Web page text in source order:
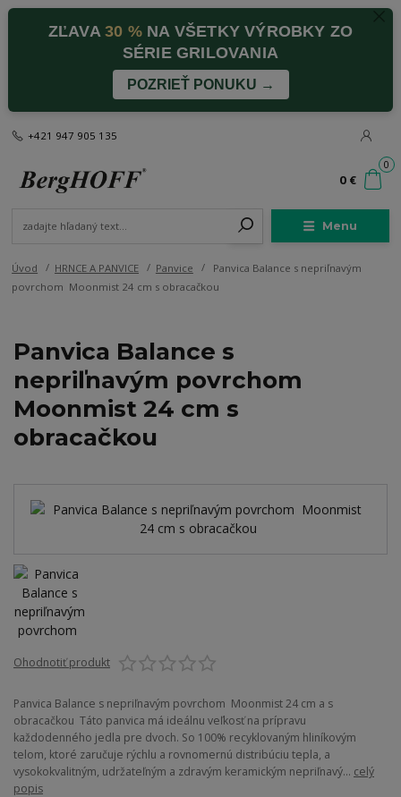
ZĽAVA30 %NA VŠETKY VÝROBKY ZO
SÉRIE GRILOVANIA
POZRIEŤ PONUKU →
Menu
+421 947 905 135
0
0 €
Úvod HRNCE A PANVICE Panvice
Panvica Balance s nepriľnavým
povrchom Moonmist 24 cm s obracačkou
Panvica Balance s
nepriľnavým povrchom
Moonmist 24 cm s
obracačkou
Ohodnotiť produkt
Panvica Balance s nepriľnavým povrchom Moonmist 24 cm a s
obracačkou Táto panvica má ideálnu veľkosť na prípravu
každodenného jedla pre dvoch. So 100% recyklovaným hliníkovým
telom, ktoré zaručuje rýchlu a rovnomernú distribúciu tepla, a
vysokokvalitným, udržateľným a zdravým keramickým nepriľnavý... celý
popis